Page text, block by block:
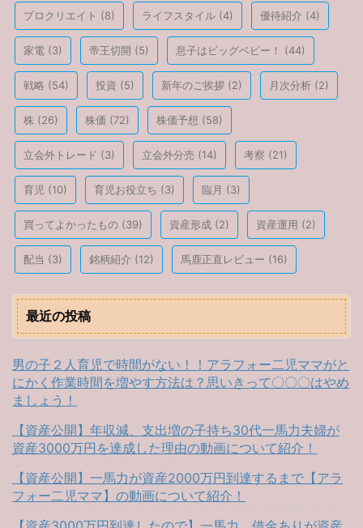
プロクリエイト (8) ライフスタイル (4) 優待紹介 (4)
家電 (3) 帝王切開 (5) 息子はビッグベビー！ (44)
戦略 (54) 投資 (5) 新年のご挨拶 (2) 月次分析 (2)
株 (26) 株価 (72) 株価予想 (58)
立会外トレード (3) 立会外分売 (14) 考察 (21)
育児 (10) 育児お役立ち (3) 臨月 (3)
買ってよかったもの (39) 資産形成 (2) 資産運用 (2)
配当 (3) 銘柄紹介 (12) 馬鹿正直レビュー (16)
最近の投稿
男の子２人育児で時間がない！！アラフォー二児ママがと
にかく作業時間を増やす方法は？思いきって〇〇〇はやめ
ましょう！
【資産公開】年収減、支出増の子持ち30代一馬力夫婦が
資産3000万円を達成した理由の動画について紹介！
【資産公開】一馬力が資産2000万円到達するまで【アラ
フォー二児ママ】の動画について紹介！